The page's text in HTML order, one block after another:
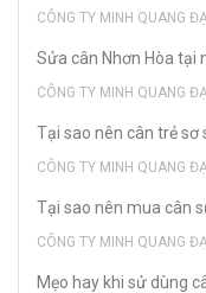
CÔNG TY MINH QUANG
Sửa cân Nhơn Hòa tại
CÔNG TY MINH QUANG
Tại sao nên cân trẻ sơ
CÔNG TY MINH QUANG
Tại sao nên mua cân
CÔNG TY MINH QUANG
Mẹo hay khi sử dùng